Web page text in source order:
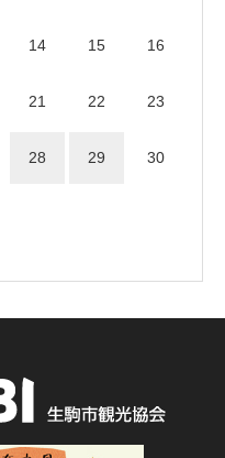
14 15 16
21 22 23
28 29 30